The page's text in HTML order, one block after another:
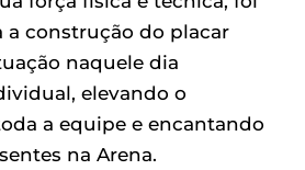
construção do placar
naquele dia
elevando o
a equipe e encantando
na Arena.